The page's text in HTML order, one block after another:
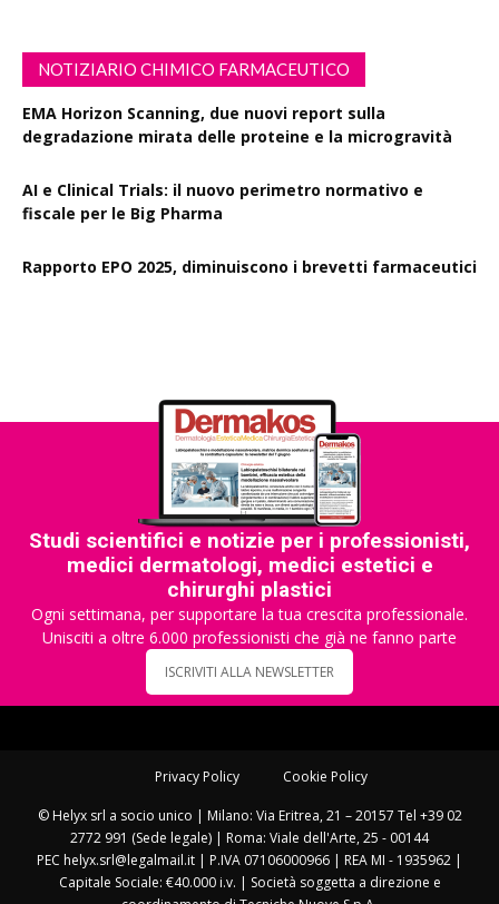
NOTIZIARIO CHIMICO FARMACEUTICO
EMA Horizon Scanning, due nuovi report sulla
degradazione mirata delle proteine e la microgravità
AI e Clinical Trials: il nuovo perimetro normativo e
fiscale per le Big Pharma
Rapporto EPO 2025, diminuiscono i brevetti farmaceutici
Studi scientifici e notizie per i professionisti,
medici dermatologi, medici estetici e
chirurghi plastici
Ogni settimana, per supportare la tua crescita professionale.
Unisciti a oltre 6.000 professionisti che già ne fanno parte
ISCRIVITI ALLA NEWSLETTER
Privacy Policy Cookie Policy
© Helyx srl a socio unico | Milano: Via Eritrea, 21 – 20157 Tel +39 02
2772 991 (Sede legale) | Roma: Viale dell'Arte, 25 - 00144
PEC helyx.srl@legalmail.it | P.IVA 07106000966 | REA MI - 1935962 |
Capitale Sociale: €40.000 i.v. | Società soggetta a direzione e